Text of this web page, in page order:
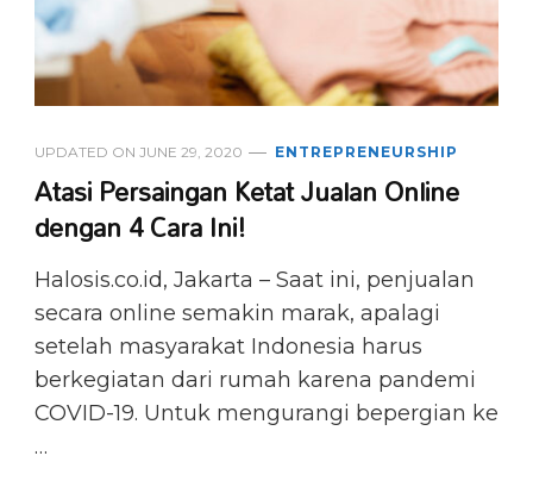
UPDATED ON JUNE 29, 2020 ENTREPRENEURSHIP
Atasi Persaingan Ketat Jualan Online
dengan 4 Cara Ini!
Halosis.co.id, Jakarta – Saat ini, penjualan
secara online semakin marak, apalagi
setelah masyarakat Indonesia harus
berkegiatan dari rumah karena pandemi
COVID-19. Untuk mengurangi bepergian ke
…